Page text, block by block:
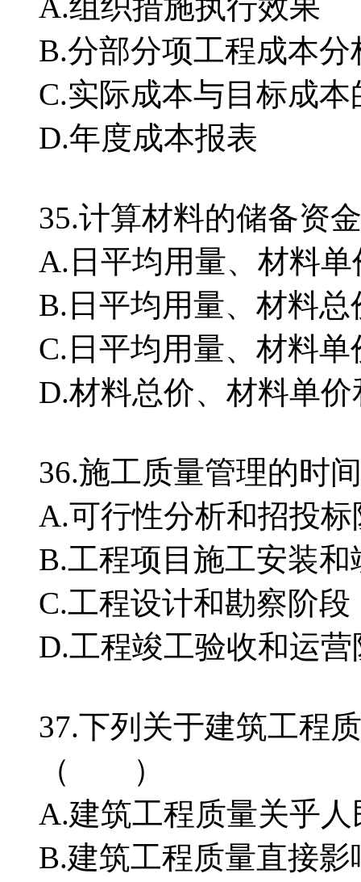
B.分部分项工程成本分
C.实际成本与目标成
D.年度成本报表
35.计算材料的储备
A.日平均用量、材料
B.日平均用量、材料
C.日平均用量、材料
D.材料总价、材料单
36.施工质量管理的
A.可行性分析和招投标
B.工程项目施工安装
C.工程设计和勘察阶段
D.工程竣工验收和运营
37.下列关于建筑工程
（ ）
A.建筑工程质量关乎
B.建筑工程质量直接